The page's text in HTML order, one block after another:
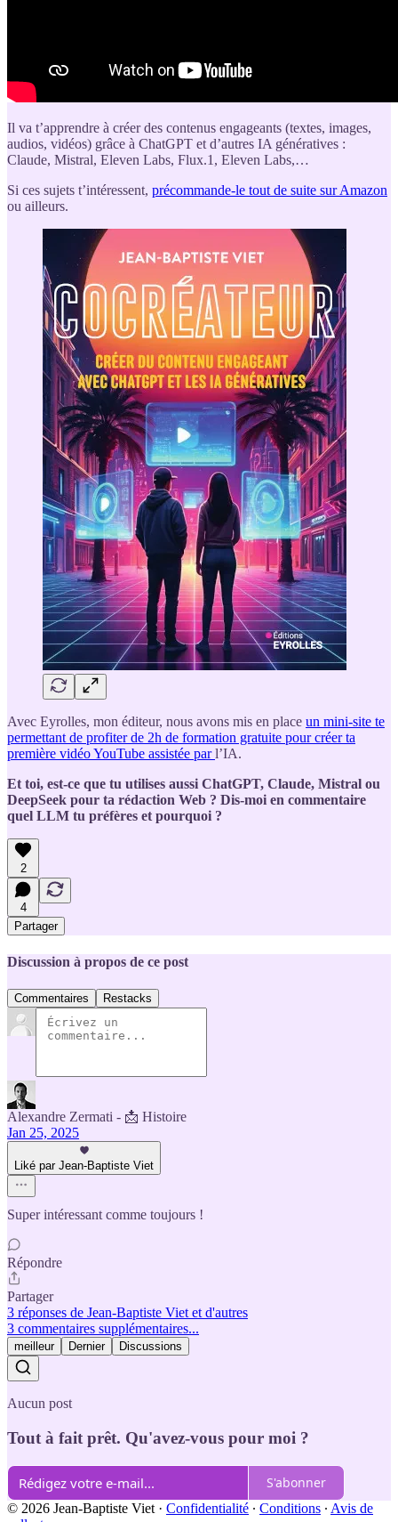
Il va t’apprendre à créer des contenus engageants (textes, images,
audios, vidéos) grâce à ChatGPT et d’autres IA génératives :
Claude, Mistral, Eleven Labs, Flux.1, Eleven Labs,…
Si ces sujets t’intéressent, précommande-le tout de suite sur Amazon
ou ailleurs.
Avec Eyrolles, mon éditeur, nous avons mis en place un mini-site te
permettant de profiter de 2h de formation gratuite pour créer ta
première vidéo YouTube assistée parl’IA.
Et toi, est-ce que tu utilises aussi ChatGPT, Claude, Mistral ou
DeepSeek pour ta rédaction Web ? Dis-moi en commentaire
quel LLM tu préfères et pourquoi ?
2
4
Partager
Discussion à propos de ce post
Commentaires Restacks
Alexandre Zermati - 📩 Histoire
Jan 25, 2025
Liké par Jean-Baptiste Viet
Super intéressant comme toujours !
Répondre
Partager
3 réponses de Jean-Baptiste Viet et d'autres
3 commentaires supplémentaires...
meilleur Dernier Discussions
Aucun post
Tout à fait prêt. Qu'avez-vous pour moi ?
S'abonner
© 2026 Jean-Baptiste Viet · Confidentialité ∙ Conditions ∙ Avis de